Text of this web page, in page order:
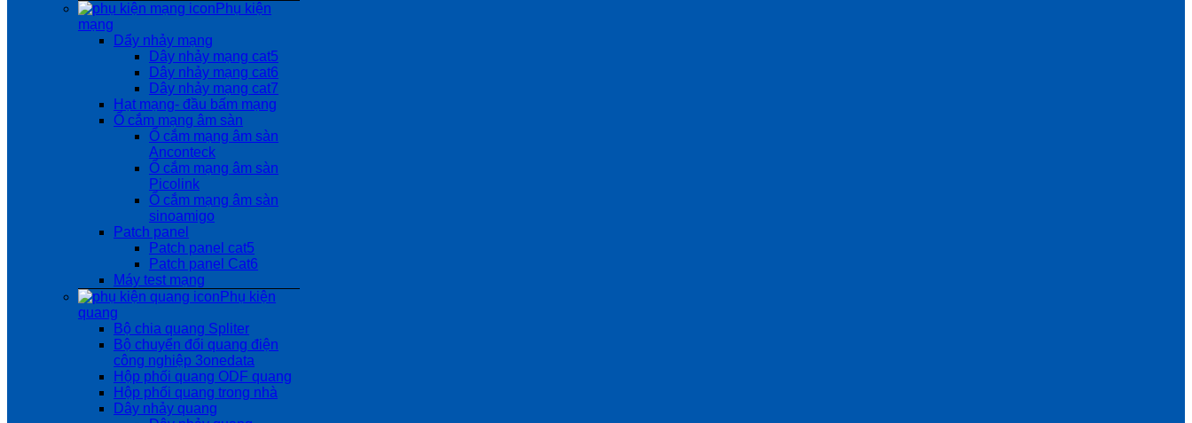
Phụ kiện
mạng
Dẩy nhảy mạng
Dây nhảy mạng cat5
Dây nhảy mạng cat6
Dây nhảy mạng cat7
Hạt mạng- đầu bấm mạng
Ổ cắm mạng âm sàn
Ổ cắm mạng âm sàn
Anconteck
Ổ cắm mạng âm sàn
Picolink
Ổ cắm mạng âm sàn
sinoamigo
Patch panel
Patch panel cat5
Patch panel Cat6
Máy test mạng
Phụ kiện
quang
Bộ chia quang Spliter
Bộ chuyển đổi quang điện
công nghiệp 3onedata
Hộp phối quang ODF quang
Hộp phối quang trong nhà
Dây nhảy quang